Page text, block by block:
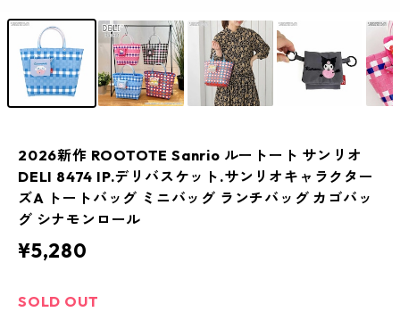
2026新作 ROOTOTE Sanrio ルートート サンリオ
DELI 8474 IP.デリバスケット.サンリオキャラクター
ズA トートバッグ ミニバッグ ランチバッグ カゴバッ
グ シナモンロール
¥5,280
SOLD OUT